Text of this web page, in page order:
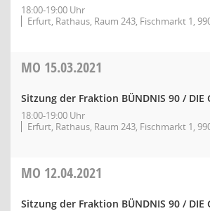
18:00-19:00 Uhr
Erfurt, Rathaus, Raum 243, Fischmarkt 1,
MO 15.03.2021
Sitzung der Fraktion BÜNDNIS 90 / DIE
18:00-19:00 Uhr
Erfurt, Rathaus, Raum 243, Fischmarkt 1,
MO 12.04.2021
Sitzung der Fraktion BÜNDNIS 90 / DIE